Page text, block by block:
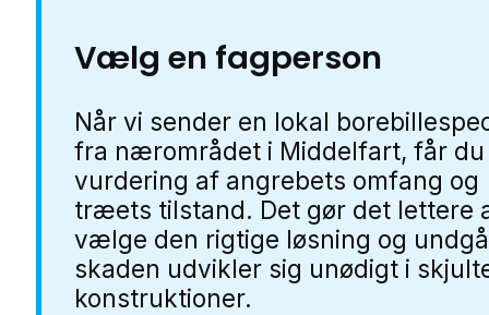
Vælg en fagperson
Når vi sender en lokal
fra nærområdet i Middelfart, får du
vurdering af angrebets omfang og
træets tilstand. Det gør det lettere
vælge den rigtige løsning og
skaden udvikler sig unødigt i
konstruktioner.